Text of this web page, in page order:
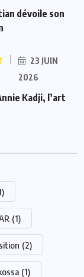
dévoile son
23 JUIN
2026
Kadji, l’art
(1)
(2)
(1)